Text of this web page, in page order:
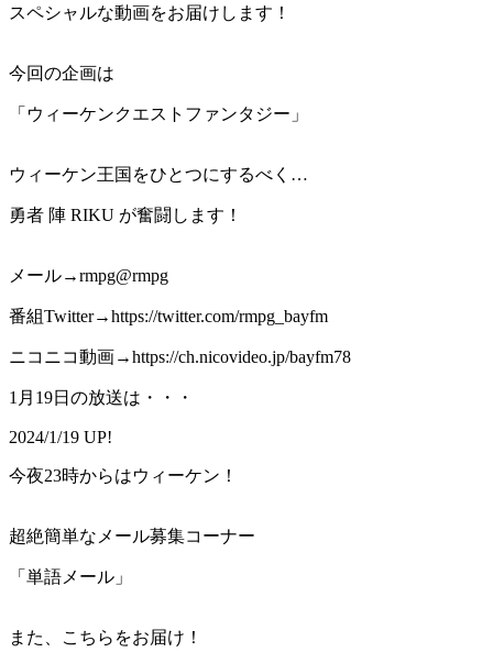
スペシャルな動画をお届けします！
今回の企画は
「ウィーケンクエストファンタジー」
ウィーケン王国をひとつにするべく…
勇者 陣 RIKU が奮闘します！
メール→rmpg@rmpg
番組Twitter→https://twitter.com/rmpg_bayfm
ニコニコ動画→https://ch.nicovideo.jp/bayfm78
1月19日の放送は・・・
2024/1/19 UP!
今夜23時からはウィーケン！
超絶簡単なメール募集コーナー
「単語メール」
また、こちらをお届け！